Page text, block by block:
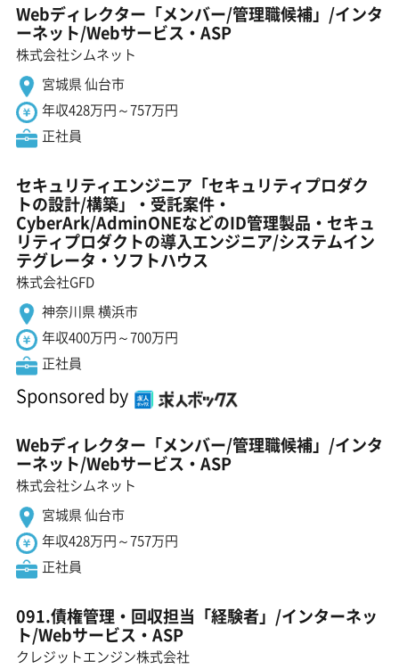
Webディレクター「メンバー/管理職候補」/インタ
ーネット/Webサービス・ASP
株式会社シムネット
宮城県 仙台市
年収428万円～757万円
正社員
セキュリティエンジニア「セキュリティプロダク
トの設計/構築」・受託案件・
CyberArk/AdminONEなどのID管理製品・セキュ
リティプロダクトの導入エンジニア/システムイン
テグレータ・ソフトハウス
株式会社GFD
神奈川県 横浜市
年収400万円～700万円
正社員
Sponsored by
Webディレクター「メンバー/管理職候補」/インタ
ーネット/Webサービス・ASP
株式会社シムネット
宮城県 仙台市
年収428万円～757万円
正社員
091.債権管理・回収担当「経験者」/インターネッ
ト/Webサービス・ASP
クレジットエンジン株式会社